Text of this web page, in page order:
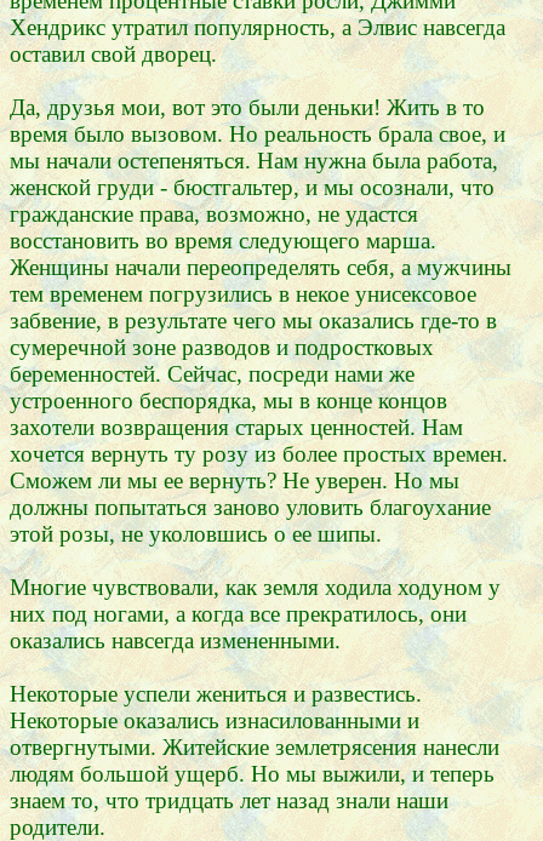
Хендрикс утратил популярность, а Элвис навсегда
оставил свой дворец.
Да, друзья мои, вот это были деньки! Жить в то
время было вызовом. Но реальность брала свое, и
мы начали остепеняться. Нам нужна была работа,
женской груди - бюстгальтер, и мы осознали, что
гражданские права, возможно, не удастся
восстановить во время следующего марша.
Женщины начали переопределять себя, а мужчины
тем временем погрузились в некое унисексовое
забвение, в результате чего мы оказались где-то в
сумеречной зоне разводов и подростковых
беременностей. Сейчас, посреди нами же
устроенного беспорядка, мы в конце концов
захотели возвращения старых ценностей. Нам
хочется вернуть ту розу из более простых времен.
Сможем ли мы ее вернуть? Не уверен. Но мы
должны попытаться заново уловить благоухание
этой розы, не уколовшись о ее шипы.
Многие чувствовали, как земля ходила ходуном у
них под ногами, а когда все прекратилось, они
оказались навсегда измененными.
Некоторые успели жениться и развестись.
Некоторые оказались изнасилованными и
отвергнутыми. Житейские землетрясения нанесли
людям большой ущерб. Но мы выжили, и теперь
знаем то, что тридцать лет назад знали наши
родители.